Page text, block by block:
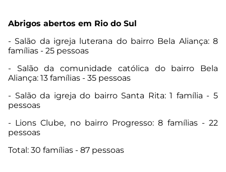
Abrigos abertos em Rio do Sul
- Salão da igreja luterana do bairro Bela Aliança: 8
famílias - 25 pessoas
- Salão da comunidade católica do bairro Bela
Aliança: 13 famílias - 35 pessoas
- Salão da igreja do bairro Santa Rita: 1 família - 5
pessoas
- Lions Clube, no bairro Progresso: 8 famílias - 22
pessoas
Total: 30 famílias - 87 pessoas